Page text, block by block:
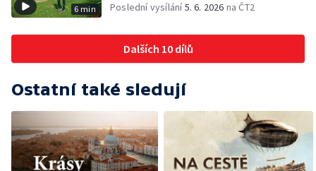
6 min
Poslední vysílání5. 6. 2026 na ČT2
Dalších 10 dílů
Ostatní také sledují